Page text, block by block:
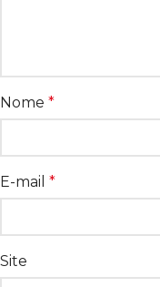
Nome *
E-mail *
Site